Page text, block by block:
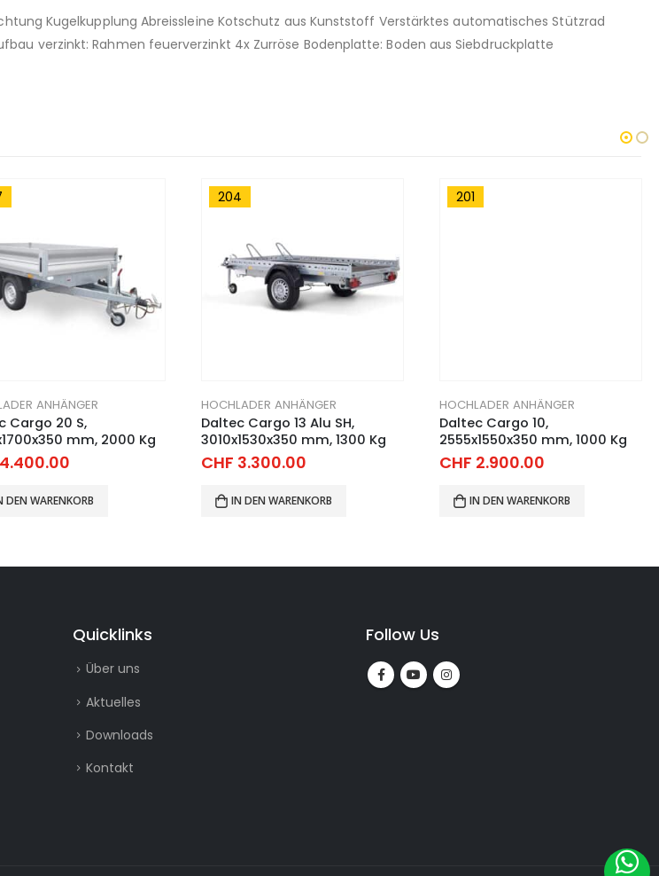
Kugelkupplung Abreissleine Kotschutz aus Kunststoff Verstärktes automatisches Stützrad
verzinkt: Rahmen feuerverzinkt 4x Zurröse Bodenplatte: Boden aus Siebdruckplatte
ANHÄNGER
Cargo 20 S,
mm, 2000 Kg
4.400.00
DEN WARENKORB
204
HOCHLADER ANHÄNGER
Daltec Cargo 13 Alu SH,
3010x1530x350 mm, 1300 Kg
CHF 3.300.00
IN DEN WARENKORB
201
HOCHLADER ANHÄNGER
Daltec Cargo 10,
2555x1550x350 mm, 1000 Kg
CHF 2.900.00
IN DEN WARENKORB
Quicklinks
Über uns
Aktuelles
Downloads
Kontakt
Follow Us